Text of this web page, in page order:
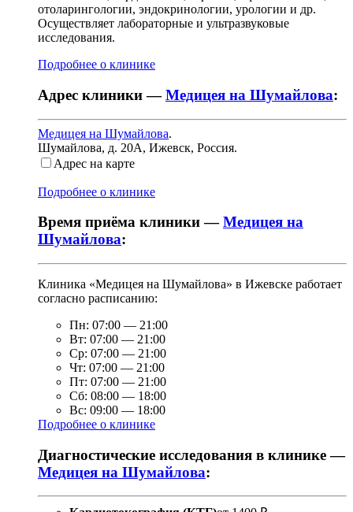
отоларингологии, эндокринологии, урологии и др.
Осуществляет лабораторные и ультразвуковые
исследования.
Подробнее о клинике
Адрес клиники —Медицея на Шумайлова:
Медицея на Шумайлова.
Шумайлова, д. 20А, Ижевск, Россия.
Адрес на карте
Подробнее о клинике
Время приёма клиники —Медицея на
Шумайлова:
Клиника «Медицея на Шумайлова» в Ижевске работает
согласно расписанию:
Пн: 07:00 — 21:00
Вт: 07:00 — 21:00
Ср: 07:00 — 21:00
Чт: 07:00 — 21:00
Пт: 07:00 — 21:00
Сб: 08:00 — 18:00
Вс: 09:00 — 18:00
Подробнее о клинике
Диагностические исследования в клинике —
Медицея на Шумайлова: